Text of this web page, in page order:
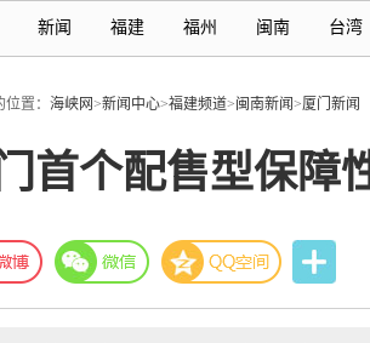
新闻 福建 福州 闽南 台湾
置： 海峡网>新闻中心>福建频道>闽南新闻>厦门新闻
首个配售型保障